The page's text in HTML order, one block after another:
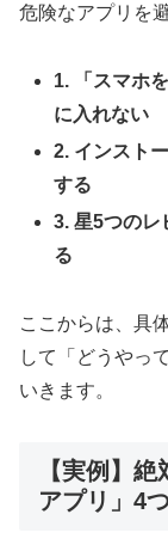
危険なアプリを
1. 「スマホ
に入れない
2. インスト
する
3. 星5つのレ
る
ここからは、具
して「どうやっ
いきます。
【実例】
アプリ」4